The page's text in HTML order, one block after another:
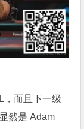
，而且下一级
然是 Adam